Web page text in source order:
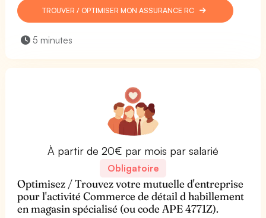
TROUVER / OPTIMISER MON ASSURANCE RC
5 minutes
À partir de 20€ par mois par salarié
Obligatoire
Optimisez / Trouvez votre mutuelle d'entreprise
pour l'activité Commerce de détail d habillement
en magasin spécialisé (ou code APE 4771Z).